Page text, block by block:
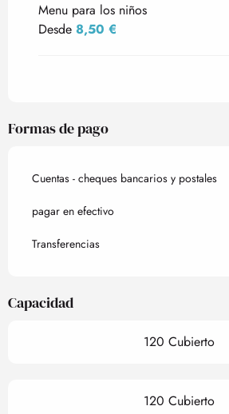
Menu para los niños
Desde 8,50 €
Formas de pago
Cuentas - cheques bancarios y postales
pagar en efectivo
Transferencias
Capacidad
120 Cubierto
120 Cubierto